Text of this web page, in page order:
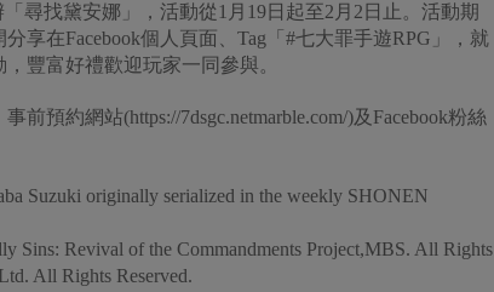
找黛安娜」，活動從1月19日起至2月2日止。活動期
享在Facebook個人頁面、Tag「#七大罪手遊RPG」，就
豐富好禮歡迎玩家一同參與。
預約網站(https://7dsgc.netmarble.com/)及Facebook粉絲
Suzuki originally serialized in the weekly SHONEN
Sins: Revival of the Commandments Project,MBS. All Rights
All Rights Reserved.